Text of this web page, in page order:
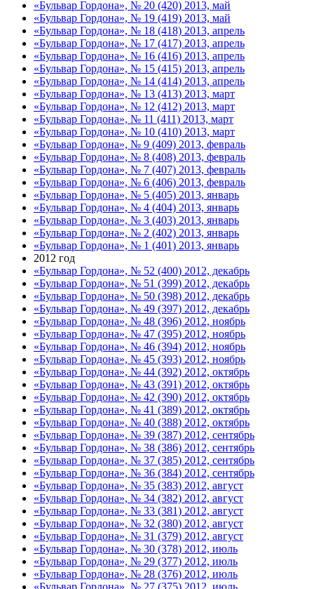
«Бульвар Гордона», № 20 (420) 2013, май
«Бульвар Гордона», № 19 (419) 2013, май
«Бульвар Гордона», № 18 (418) 2013, апрель
«Бульвар Гордона», № 17 (417) 2013, апрель
«Бульвар Гордона», № 16 (416) 2013, апрель
«Бульвар Гордона», № 15 (415) 2013, апрель
«Бульвар Гордона», № 14 (414) 2013, апрель
«Бульвар Гордона», № 13 (413) 2013, март
«Бульвар Гордона», № 12 (412) 2013, март
«Бульвар Гордона», № 11 (411) 2013, март
«Бульвар Гордона», № 10 (410) 2013, март
«Бульвар Гордона», № 9 (409) 2013, февраль
«Бульвар Гордона», № 8 (408) 2013, февраль
«Бульвар Гордона», № 7 (407) 2013, февраль
«Бульвар Гордона», № 6 (406) 2013, февраль
«Бульвар Гордона», № 5 (405) 2013, январь
«Бульвар Гордона», № 4 (404) 2013, январь
«Бульвар Гордона», № 3 (403) 2013, январь
«Бульвар Гордона», № 2 (402) 2013, январь
«Бульвар Гордона», № 1 (401) 2013, январь
2012 год
«Бульвар Гордона», № 52 (400) 2012, декабрь
«Бульвар Гордона», № 51 (399) 2012, декабрь
«Бульвар Гордона», № 50 (398) 2012, декабрь
«Бульвар Гордона», № 49 (397) 2012, декабрь
«Бульвар Гордона», № 48 (396) 2012, ноябрь
«Бульвар Гордона», № 47 (395) 2012, ноябрь
«Бульвар Гордона», № 46 (394) 2012, ноябрь
«Бульвар Гордона», № 45 (393) 2012, ноябрь
«Бульвар Гордона», № 44 (392) 2012, октябрь
«Бульвар Гордона», № 43 (391) 2012, октябрь
«Бульвар Гордона», № 42 (390) 2012, октябрь
«Бульвар Гордона», № 41 (389) 2012, октябрь
«Бульвар Гордона», № 40 (388) 2012, октябрь
«Бульвар Гордона», № 39 (387) 2012, сентябрь
«Бульвар Гордона», № 38 (386) 2012, сентябрь
«Бульвар Гордона», № 37 (385) 2012, сентябрь
«Бульвар Гордона», № 36 (384) 2012, сентябрь
«Бульвар Гордона», № 35 (383) 2012, август
«Бульвар Гордона», № 34 (382) 2012, август
«Бульвар Гордона», № 33 (381) 2012, август
«Бульвар Гордона», № 32 (380) 2012, август
«Бульвар Гордона», № 31 (379) 2012, август
«Бульвар Гордона», № 30 (378) 2012, июль
«Бульвар Гордона», № 29 (377) 2012, июль
«Бульвар Гордона», № 28 (376) 2012, июль
«Бульвар Гордона», № 27 (375) 2012, июль